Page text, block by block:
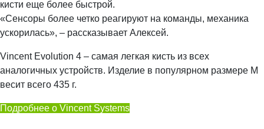
кисти еще более быстрой.
«Сенсоры более четко реагируют на команды, механика
ускорилась», – рассказывает Алексей.
Vincent Evolution 4 – самая легкая кисть из всех
аналогичных устройств. Изделие в популярном размере М
весит всего 435 г.
Подробнее о Vincent Systems